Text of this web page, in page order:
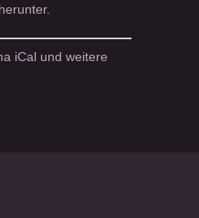
iCal und weitere